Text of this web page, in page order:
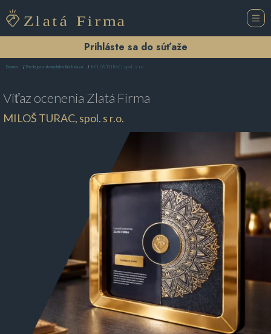
Prihláste sa do súťaže
Domov Predajca automobilov Bratislava MILOŠ TURAC, spol. s r.o.
Víťaz ocenenia Zlatá Firma
MILOŠ TURAC, spol. s r.o.